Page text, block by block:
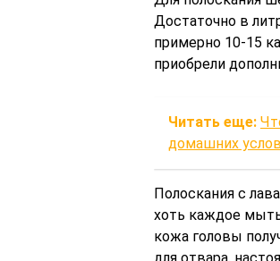
Достаточно в
примерно 10-15
приобрели
Читать еще:
домашних
Полоскания с
хоть каждое
кожа головы